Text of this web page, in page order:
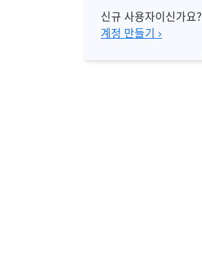
신규 사용자이신가요?
계정 만들기 ›